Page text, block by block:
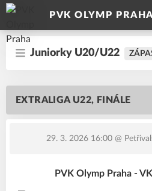
PVK OLYMP PRAHA
Juniorky U20/U22
EXTRALIGA U22, FINÁLE
29. 3. 2026 16:00 @
PVK Olymp Praha -